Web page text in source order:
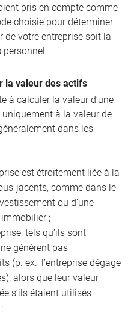
pris en compte comme
choisie pour déterminer
de votre entreprise soit la
personnel
la valeur des actifs
à calculer la valeur d’une
uniquement à la valeur de
dans les
est étroitement liée à la
jacents, comme dans le
ou d’une
;
tels qu’ils sont
génèrent pas
(p. ex., l’entreprise dégage
alors que leur valeur
s’ils étaient utilisés